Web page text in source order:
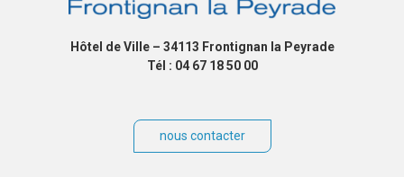
Hôtel de Ville – 34113 Frontignan la Peyrade
Tél : 04 67 18 50 00
nous contacter